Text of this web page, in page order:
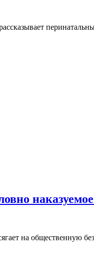
на общественную